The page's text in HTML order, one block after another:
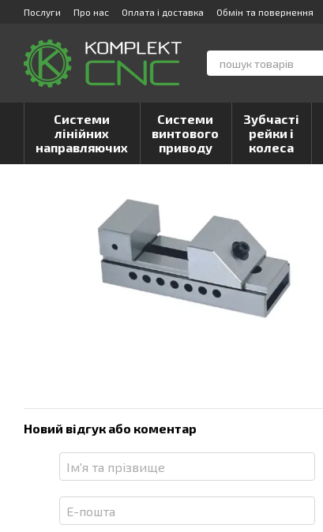
Перейти до основного контенту
Послуги Про нас Оплата і доставка Обмін та повернення
Системи
лінійних
направляючих
Системи
винтового
приводу
Зубчасті
рейки і
колеса
Новий відгук або коментар